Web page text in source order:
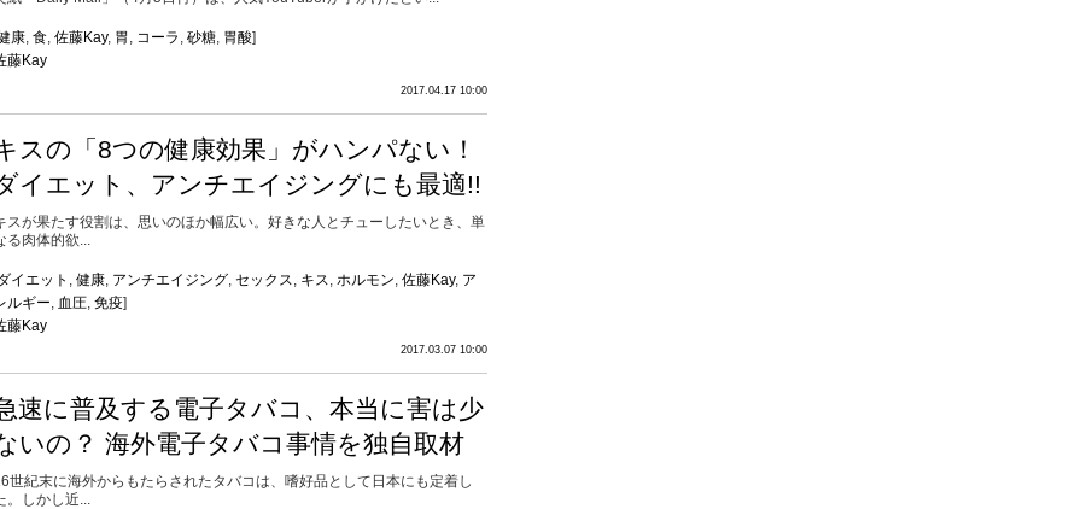
康, 食, 佐藤Kay, 胃, コーラ , 砂糖, 胃酸]
2017.04.17 10:00
藤Kay
スの「8つの健康効果」がハンパない！
イエット、アンチエイジングにも最適!!
スが果たす役割は、思いのほか幅広い。好きな人とチューしたいとき、単
る肉体的欲...
イエット , 健康, アンチエイジング, セックス, キス, ホルモン, 佐藤Kay, ア
ルギー, 血圧, 免疫]
2017.03.07 10:00
藤Kay
速に普及する電子タバコ、本当に害は少
いの？ 海外電子タバコ事情を独自取材
世紀末に海外からもたらされたタバコは、嗜好品として日本にも定着し
。しかし近...